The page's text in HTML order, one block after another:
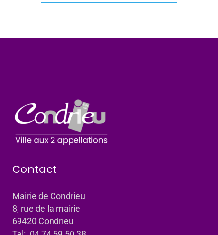
Contact
Mairie de Condrieu
8, rue de la mairie
69420 Condrieu